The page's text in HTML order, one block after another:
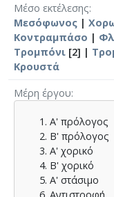
Μέσο εκτέλεσης
Μεσόφωνος |
Κοντραμπάσο |
Τρομπόνι [2] |
Κρουστά
Μέρη έργου
Α' πρόλογος
Β' πρόλογος
Α' χορικό
Β' χορικό
Α' στάσιμο